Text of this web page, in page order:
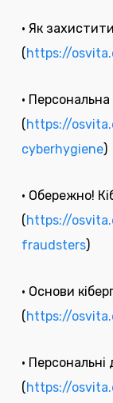
• Як
(https://
• Персональна
(https://
cyberhygiene)
• Обережно!
(https://
fraudsters)
• Основи
(https://
• Персональні
(https://